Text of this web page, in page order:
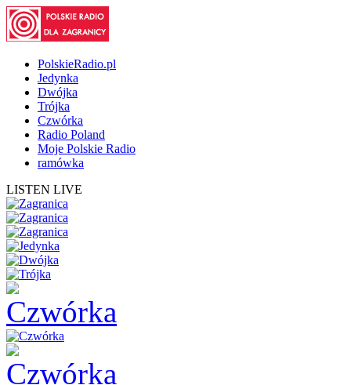
PolskieRadio.pl
Jedynka
Dwójka
Trójka
Czwórka
Radio Poland
Moje Polskie Radio
ramówka
LISTEN LIVE